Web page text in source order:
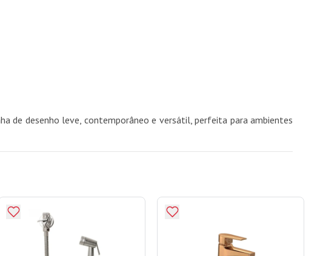
de desenho leve, contemporâneo e versátil, perfeita para ambientes